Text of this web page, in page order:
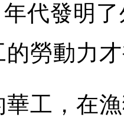
代發明
的勞動力
華工，在